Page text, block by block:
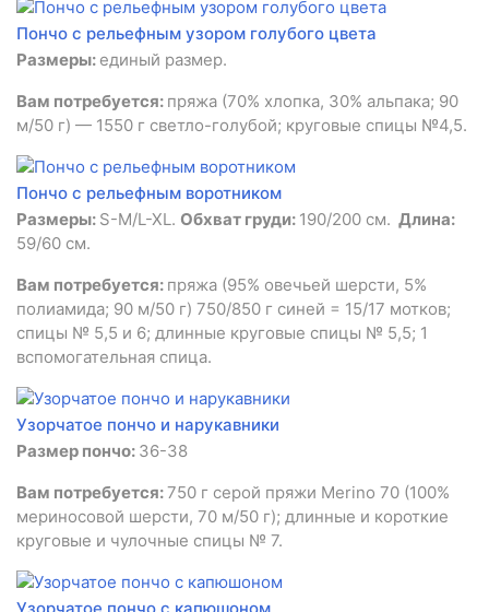
Пончо с рельефным узором голубого цвета
Размеры: единый размер.
Вам потребуется: пряжа (70% хлопка, 30% альпака; 90
м/50 г) — 1550 г светло-голубой; круговые спицы №4,5.
Пончо с рельефным воротником
Размеры: S-M/L-XL. Обхват груди: 190/200 см. Длина:
59/60 см.
Вам потребуется: пряжа (95% овечьей шерсти, 5%
полиамида; 90 м/50 г) 750/850 г синей = 15/17 мотков;
спицы № 5,5 и 6; длинные круговые спицы № 5,5; 1
вспомогательная спица.
Узорчатое пончо и нарукавники
Размер пончо: 36-38
Вам потребуется:750 г серой пряжи Merino 70 (100%
мериносовой шерсти, 70 м/50 г); длинные и короткие
круговые и чулочные спицы № 7.
Узорчатое пончо с капюшоном